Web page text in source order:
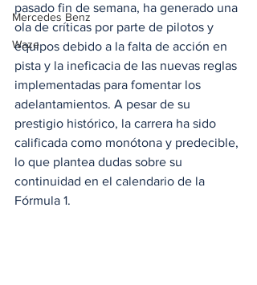
Mercedes Benz
Waze
pasado fin de semana, ha generado una
ola de críticas por parte de pilotos y
equipos debido a la falta de acción en
pista y la ineficacia de las nuevas reglas
implementadas para fomentar los
adelantamientos. A pesar de su
prestigio histórico, la carrera ha sido
calificada como monótona y predecible,
lo que plantea dudas sobre su
continuidad en el calendario de la
Fórmula 1.